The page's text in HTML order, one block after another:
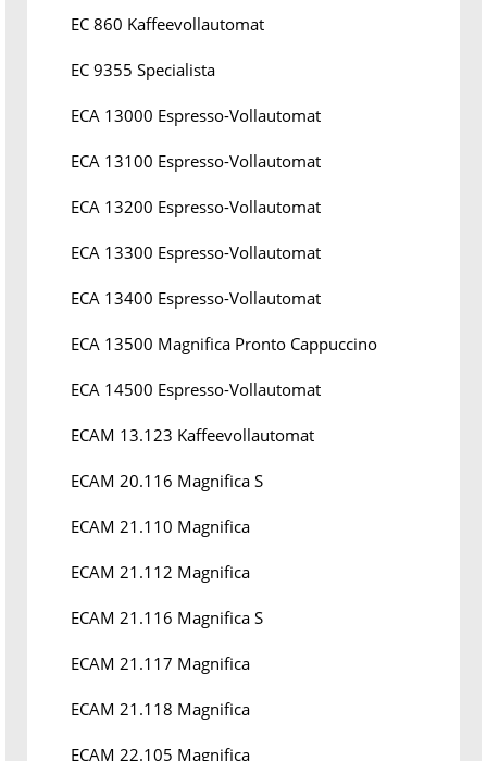
EC 860 Kaffeevollautomat
EC 9355 Specialista
ECA 13000 Espresso-Vollautomat
ECA 13100 Espresso-Vollautomat
ECA 13200 Espresso-Vollautomat
ECA 13300 Espresso-Vollautomat
ECA 13400 Espresso-Vollautomat
ECA 13500 Magnifica Pronto Cappuccino
ECA 14500 Espresso-Vollautomat
ECAM 13.123 Kaffeevollautomat
ECAM 20.116 Magnifica S
ECAM 21.110 Magnifica
ECAM 21.112 Magnifica
ECAM 21.116 Magnifica S
ECAM 21.117 Magnifica
ECAM 21.118 Magnifica
ECAM 22.105 Magnifica